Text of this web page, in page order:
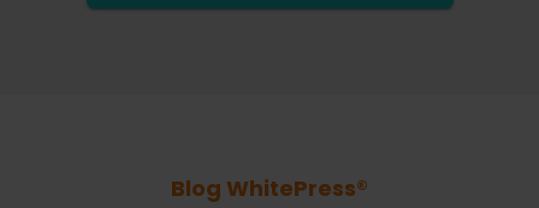
Blog WhitePress®